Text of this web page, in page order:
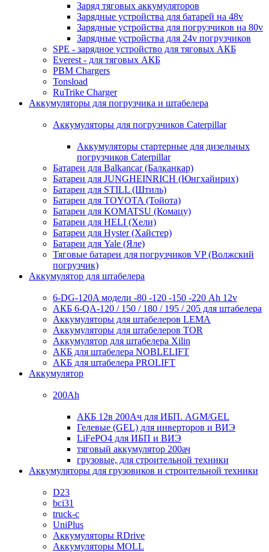
Заряд тяговых аккумуляторов
Зарядные устройства для батарей на 48v
Зарядные устройства для погрузчиков на 80v
Зарядные устройства для 24v погрузчиков
SPE - зарядное устройство для тяговых АКБ
Everest - для тяговых АКБ
PBM Chargers
Tonsload
RuTrike Charger
Аккумуляторы для погрузчика и штабелера
Аккумуляторы для погрузчиков Caterpillar
Аккумуляторы стартерные для дизельных
погрузчиков Caterpillar
Батареи для Balkancar (Балканкар)
Батареи для JUNGHEINRICH (Юнгхайнрих)
Батареи для STILL (Штиль)
Батареи для TOYOTA (Тойота)
Батареи для KOMATSU (Комацу)
Батареи для HELI (Хели)
Батареи для Hyster (Хайстер)
Батареи для Yale (Яле)
Тяговые батареи для погрузчиков VP (Волжский
погрузчик)
Аккумулятор для штабелера
6-DG-120A модели -80 -120 -150 -220 Ah 12v
АКБ 6-QA-120 / 150 / 180 / 195 / 205 для штабелера
Аккумуляторы для штабелеров LEMA
Аккумуляторы для штабелеров TOR
Аккумулятор для штабелера Xilin
АКБ для штабелера NOBLELIFT
АКБ для штабелера PROLIFT
Аккумулятор
200Ah
АКБ 12в 200Ач для ИБП. AGM/GEL
Гелевые (GEL) для инверторов и ВИЭ
LiFePO4 для ИБП и ВИЭ
тяговый аккумулятор 200ач
грузовые, для строительной техники
Аккумуляторы для грузовиков и строительной техники
D23
bci31
truck-c
UniPlus
Аккумуляторы RDrive
Аккумуляторы MOLL